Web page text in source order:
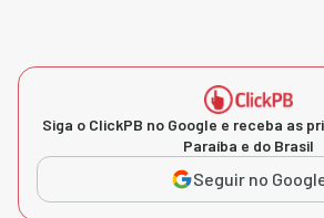
Siga o ClickPB no Google e receba as
Paraíba e do Brasil
Seguir no